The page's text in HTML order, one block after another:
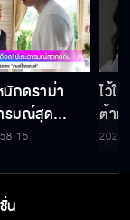
กดราม่า
รมณ์สุด
ดท้าย ใน
ไว้ใ
ต้าห์
น